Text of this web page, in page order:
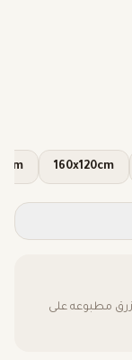
160x120cm
مطبوعه على